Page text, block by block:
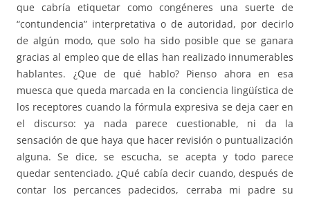
que cabría etiquetar como congéneres una suerte de
“contundencia” interpretativa o de autoridad, por decirlo
de algún modo, que solo ha sido posible que se ganara
gracias al empleo que de ellas han realizado innumerables
hablantes. ¿Que de qué hablo? Pienso ahora en esa
muesca que queda marcada en la conciencia lingüística de
los receptores cuando la fórmula expresiva se deja caer en
el discurso: ya nada parece cuestionable, ni da la
sensación de que haya que hacer revisión o puntualización
alguna. Se dice, se escucha, se acepta y todo parece
quedar sentenciado. ¿Qué cabía decir cuando, después de
contar los percances padecidos, cerraba mi padre su